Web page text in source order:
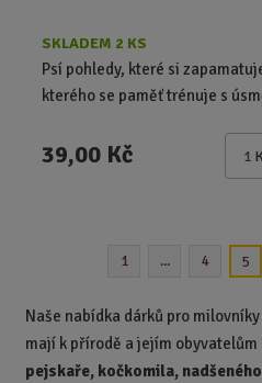
SKLADEM 2 KS
Psí pohledy, které si
kterého se paměť trénuje s
39,00 Kč
Z
p
1 ... 4 5
Naše nabídka dárků pro
mají k přírodě a jejím obyvatelům
pejskaře, kočkomila,